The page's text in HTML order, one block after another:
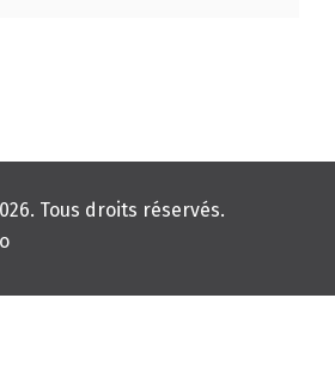
Tous droits réservés.